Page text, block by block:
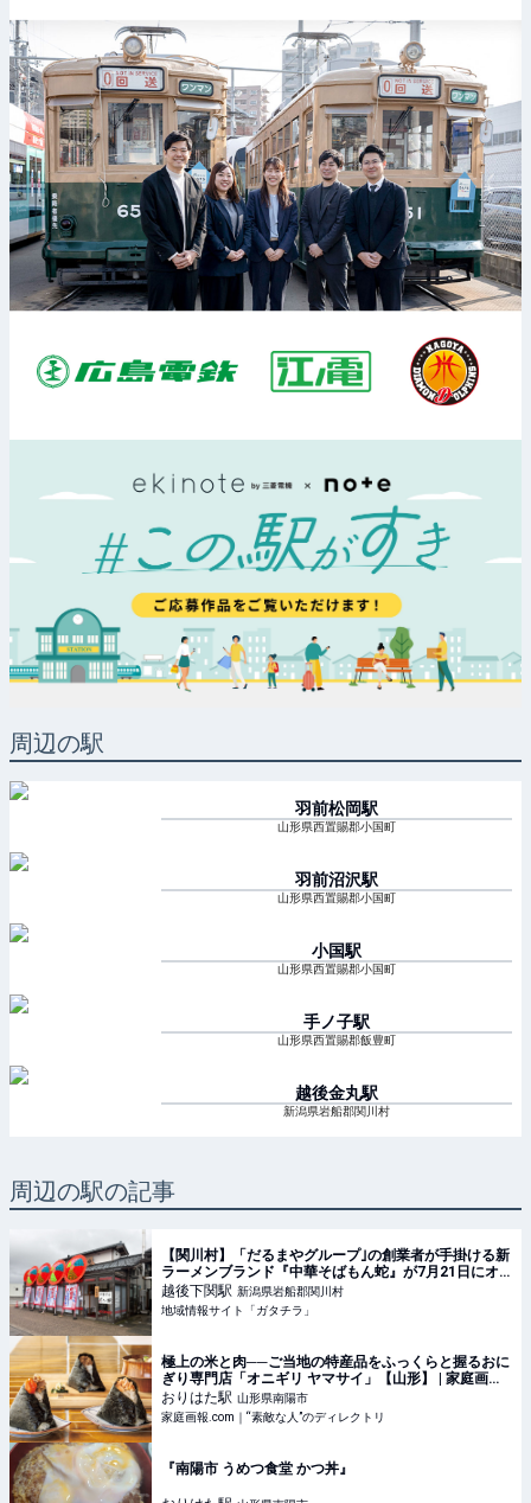
周辺の駅
羽前松岡駅
山形県西置賜郡小国町
羽前沼沢駅
山形県西置賜郡小国町
小国駅
山形県西置賜郡小国町
手ノ子駅
山形県西置賜郡飯豊町
越後金丸駅
新潟県岩船郡関川村
周辺の駅の記事
【関川村】「だるまやグループ｣の創業者が手掛ける新
ラーメンブランド『中華そばもん蛇』が7月21日にオ
ープン！道の駅関川で「中華そば｣や｢濃厚煮干しそ
ば」を堪能しよう♪ - ガタチラ｜みんなでつくる街メ
越後下関駅 新潟県岩船郡関川村
地域情報サイト「ガタチラ」
極上の米と肉──ご当地の特産品をふっくらと握るおに
ぎり専門店「オニギリ ヤマサイ」【山形】 | 家庭画
報.com｜“素敵な人”のディレクトリ
おりはた駅 山形県南陽市
家庭画報.com｜“素敵な人”のディレクトリ
『南陽市 うめつ食堂 かつ丼』